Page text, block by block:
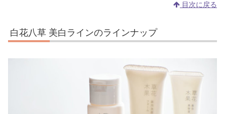
目次に戻る
白花八草 美白ラインのラインナップ